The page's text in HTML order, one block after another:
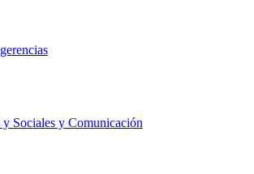
Sociales y Comunicación